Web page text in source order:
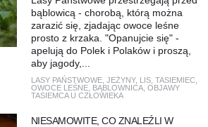
bąblowicą - chorobą, którą można
zarazić się, zjadając owoce leśne
prosto z krzaka. "Opanujcie się" -
apelują do Polek i Polaków i proszą,
aby jagody,...
LASY PAŃSTWOWE, JEŻYNY, LIS, TASIEMIEC,
OWOCE LEŚNE, BĄBLOWNICA, OBJAWY
TASIEMCA U CZŁOWIEKA
NIESAMOWITE, CO ZNALEŹLI W